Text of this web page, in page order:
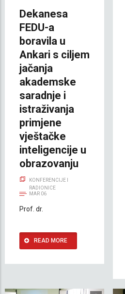
Dekanesa
FEDU-a
boravila u
Ankari s ciljem
jačanja
akademske
saradnje i
istraživanja
primjene
vještačke
inteligencije u
obrazovanju
KONFERENCIJE I
RADIONICE
MAR 06
Prof. dr.
READ MORE